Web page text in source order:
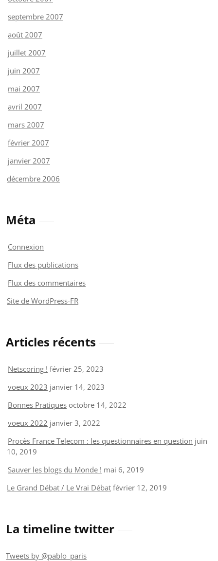
septembre 2007
août 2007
juillet 2007
juin 2007
mai 2007
avril 2007
mars 2007
février 2007
janvier 2007
décembre 2006
Méta
Connexion
Flux des publications
Flux des commentaires
Site de WordPress-FR
Articles récents
Netscoring ! février 25, 2023
voeux 2023 janvier 14, 2023
Bonnes Pratiques octobre 14, 2022
voeux 2022 janvier 3, 2022
Procès France Telecom : les questionnaires en question juin
10, 2019
Sauver les blogs du Monde ! mai 6, 2019
Le Grand Débat / Le Vrai Débat février 12, 2019
La timeline twitter
Tweets by @pablo_paris